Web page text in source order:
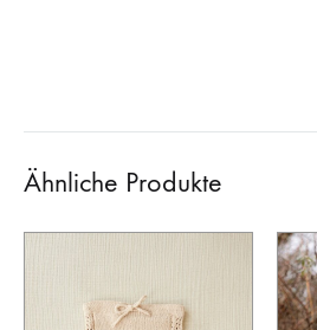
Ähnliche Produkte